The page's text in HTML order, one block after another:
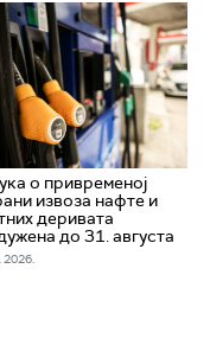
о привременој
извоза нафте и
деривата
до 31. августа
2026.